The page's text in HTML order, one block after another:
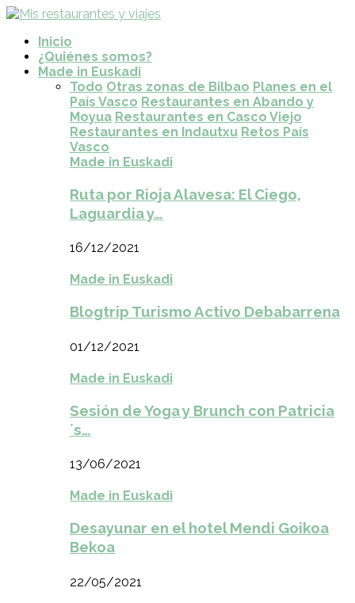
Inicio
¿Quiénes somos?
Made in Euskadi
Todo Otras zonas de Bilbao Planes en el
País Vasco Restaurantes en Abando y
Moyua Restaurantes en Casco Viejo
Restaurantes en Indautxu Retos País
Vasco
Made in Euskadi
Ruta por Rioja Alavesa: El Ciego,
Laguardia y…
16/12/2021
Made in Euskadi
Blogtrip Turismo Activo Debabarrena
01/12/2021
Made in Euskadi
Sesión de Yoga y Brunch con Patricia
´s…
13/06/2021
Made in Euskadi
Desayunar en el hotel Mendi Goikoa
Bekoa
22/05/2021